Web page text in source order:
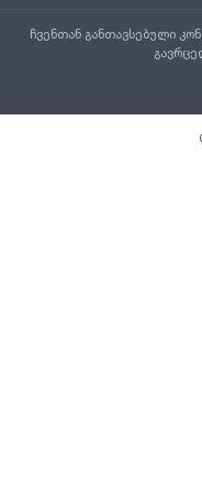
ჩვენთან განთავსებული